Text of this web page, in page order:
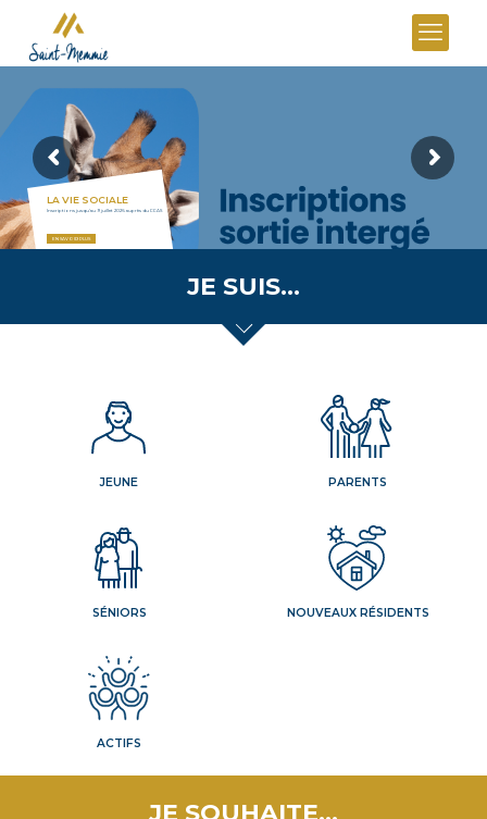
LA VIE SOCIALE
Inscriptions jusqu'au 9 juillet 2026 auprès du CCAS
EN SAVOIR PLUS
JE SUIS…
JEUNE PARENTS
SÉNIORS NOUVEAUX RÉSIDENTS
ACTIFS
JE SOUHAITE…